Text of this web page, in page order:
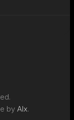
by Alx.